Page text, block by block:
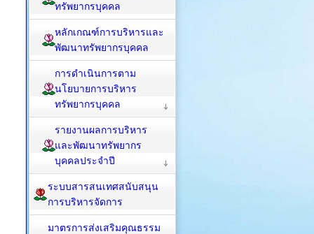
ทรัพยากรบุคคล
หลักเกณฑ์การบริหารและ
พัฒนาทรัพยากรบุคคล
การดำเนินการตาม
นโยบายการบริหาร
ทรัพยากรบุคคล
รายงานผลการบริหาร
และพัฒนาทรัพยากร
บุคคลประจำปี
ระบบสารสนเทศสนับสนุน
การบริหารจัดการ
มาตรการส่งเสริมคุณธรรม